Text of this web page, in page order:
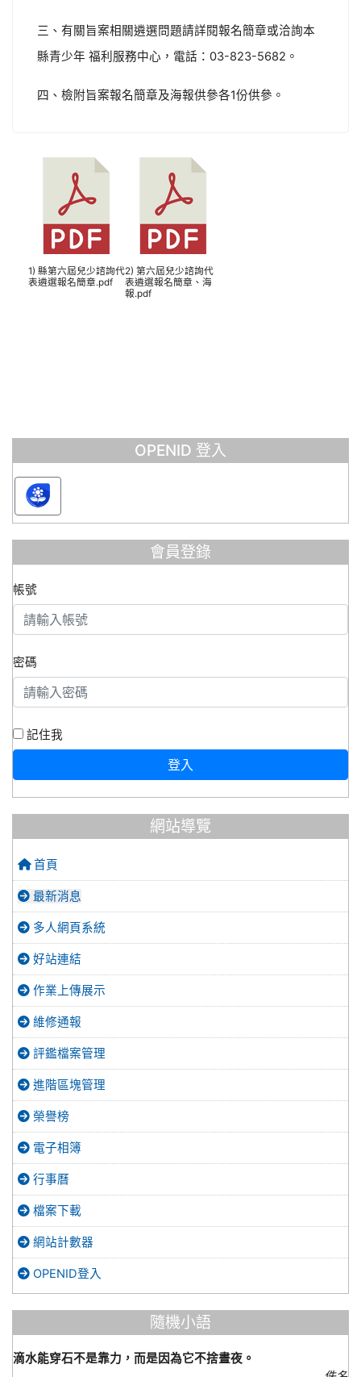
三、有關旨案相關遴選問題請詳閱報名簡章或洽詢本
縣青少年 福利服務中心，電話：03-823-5682。
四、檢附旨案報名簡章及海報供參各1份供參。
1) 縣第六屆兒少諮詢代
表遴選報名簡章.pdf
2) 第六屆兒少諮詢代
表遴選報名簡章、海
報.pdf
OPENID 登入
會員登錄
帳號
密碼
記住我
登入
網站導覽
首頁
最新消息
多人網頁系統
好站連結
作業上傳展示
維修通報
評鑑檔案管理
進階區塊管理
榮譽榜
電子相簿
行事曆
檔案下載
網站計數器
OPENID登入
隨機小語
滴水能穿石不是靠力，而是因為它不捨晝夜。